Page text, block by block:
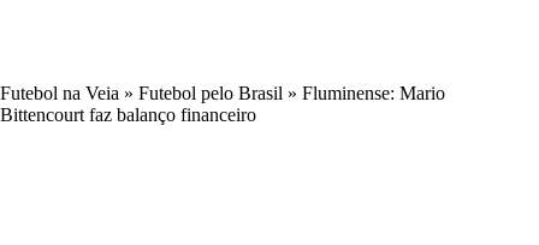
Futebol na Veia » Futebol pelo Brasil » Fluminense: Mario
Bittencourt faz balanço financeiro